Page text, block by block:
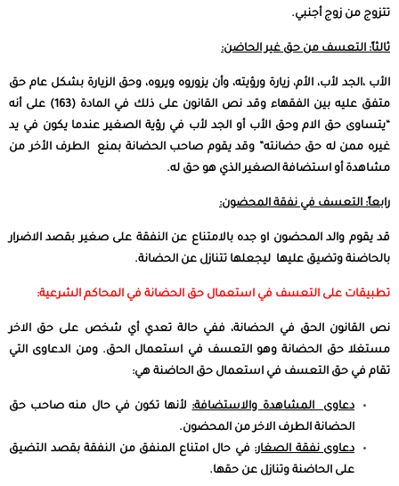
تتزوج من زوج أجنبي.
ثالثاً: التعسف من حق غير الحاضن:
الأب ،الجد لأب، الأم، زيارة ورؤيته، وأن يزوروه ويروه، وحق الزيارة بشكل عام حق
متفق عليه بين الفقهاء وقد نص القانون على ذلك في المادة (163) على أنه
“يتساوى حق الام وحق الأب أو الجد لأب في رؤية الصغير عندما يكون في يد
غيره ممن له حق حضانته” وقد يقوم صاحب الحضانة بمنع الطرف الأخر من
مشاهدة أو استضافة الصغير الذي هو حق له.
رابعاً: التعسف في نفقة المحضون:
قد يقوم والد المحضون او جده بالامتناع عن النفقة على صغير بقصد الاضرار
بالحاضنة وتضيق عليها ليجعلها تتنازل عن الحضانة.
تطبيقات على التعسف في استعمال حق الحضانة في المحاكم الشرعية:
نص القانون الحق في الحضانة، ففي حالة تعدي أي شخص على حق الاخر
مستغلا حق الحضانة وهو التعسف في استعمال الحق. ومن الدعاوى التي
تقام في حق التعسف في استعمال حق الحاضنة هي:
دعاوى المشاهدة والاستضافة:لأنها تكون في حال منه صاحب حق
الحضانة الطرف الاخر من المحضون.
دعاوى نفقة الصغار: في حال امتناع المنفق من النفقة بقصد التضيق
على الحاضنة وتنازل عن حقها.